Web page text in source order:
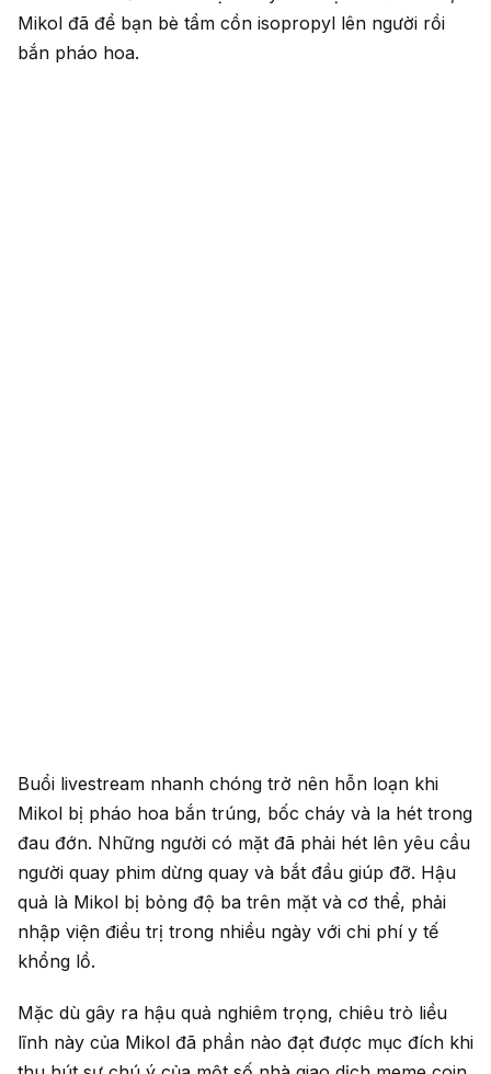
Mikol đã để bạn bè tẩm cồn isopropyl lên người rồi
bắn pháo hoa.
Buổi livestream nhanh chóng trở nên hỗn loạn khi
Mikol bị pháo hoa bắn trúng, bốc cháy và la hét trong
đau đớn. Những người có mặt đã phải hét lên yêu cầu
người quay phim dừng quay và bắt đầu giúp đỡ. Hậu
quả là Mikol bị bỏng độ ba trên mặt và cơ thể, phải
nhập viện điều trị trong nhiều ngày với chi phí y tế
khổng lồ.
Mặc dù gây ra hậu quả nghiêm trọng, chiêu trò liều
lĩnh này của Mikol đã phần nào đạt được mục đích khi